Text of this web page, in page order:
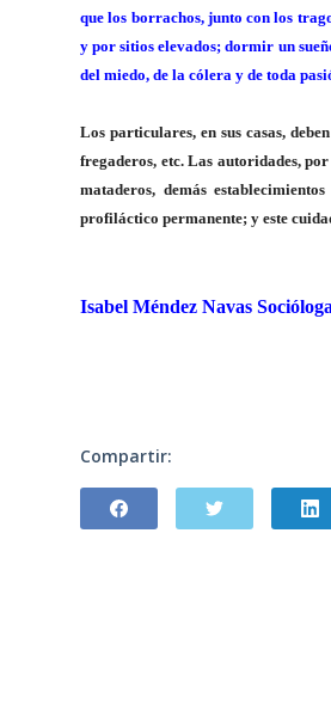
que los borrachos, junto con los
y por sitios elevados; dormir un
del miedo, de la cólera y de toda
Los particulares, en sus casas,
fregaderos, etc. Las autoridades,
mataderos, demás
profiláctico permanente; y este
Isabel Méndez Navas
Compartir: